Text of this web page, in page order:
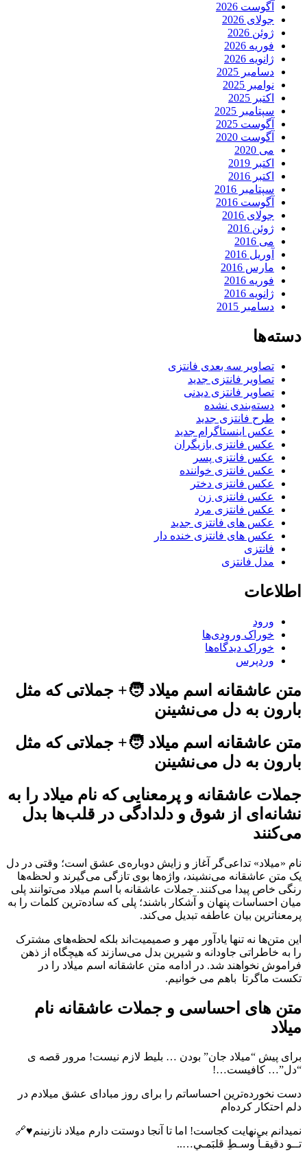
آگوست 2026
جولای 2026
ژوئن 2026
فوریه 2026
ژانویه 2026
دسامبر 2025
نوامبر 2025
اکتبر 2025
سپتامبر 2025
آگوست 2025
آگوست 2020
می 2020
اکتبر 2019
اکتبر 2016
سپتامبر 2016
آگوست 2016
جولای 2016
ژوئن 2016
می 2016
آوریل 2016
مارس 2016
فوریه 2016
ژانویه 2016
دسامبر 2015
دسته‌ها
تصاویر سه بعدی فانتزی
تصاویر فانتزی جدید
تصاویر فانتزی دیدنی
دسته‌بندی نشده
طرح فانتزی جدید
عکس اینستاگرام جدید
عکس فانتزی بازیگران
عکس فانتزی پسر
عکس فانتزی خواننده
عکس فانتزی دختر
عکس فانتزی زن
عکس فانتزی مرد
عکس های فانتزی جدید
عکس های فانتزی خنده دار
فانتزی
مدل فانتزی
اطلاعات
ورود
خوراک ورودی‌ها
خوراک دیدگاه‌ها
وردپرس
متن عاشقانه اسم میلاد 🧑+ جملاتی که مثل
بارون به دل می‌نشینن
متن عاشقانه اسم میلاد 🧑+ جملاتی که مثل
بارون به دل می‌نشینن
جملات عاشقانه و پرمعنایی که نام میلاد را به
نشانه‌ای از شوق و دلدادگی در قلب‌ها بدل
می‌کنند
نام «میلاد» تداعی‌گر آغاز و زایش دوباره‌ی عشق است؛ وقتی در دل
یک متن عاشقانه می‌نشیند، واژه‌ها بوی تازگی می‌گیرند و لحظه‌ها
رنگی خاص پیدا می‌کنند. جملات عاشقانه با اسم میلاد می‌توانند پلی
میان احساسات پنهان و آشکار باشند؛ پلی که ساده‌ترین کلمات را به
پرمعناترین بیان عاطفه تبدیل می‌کند.
این متن‌ها نه تنها یادآور مهر و صمیمیت‌اند بلکه لحظه‌های مشترک
را به خاطراتی جاودانه و شیرین بدل می‌سازند که هیچگاه از ذهن
فراموش نخواهند شد. در ادامه متن عاشقانه اسم میلاد را در
تکست ماگرتا باهم می خوانیم.
متن های احساسی و جملات عاشقانه نام
میلاد
برای پیش “میلاد جان” بودن … بلیط لازم نیست! مرور قصه ی
“دل”… کافیست…!
دست نخورده‌ترین احساساتم را براى روز مبادای عشق میلادم در
دلم احتکار کرده‌ام
نمیدانم بی‌نهایت کجاست! اما تا آنجا دوستت دارم میلاد نازنینم♥️🔗
تــو دقیقـاً وسـطِ قلبَمـي…..‌‌